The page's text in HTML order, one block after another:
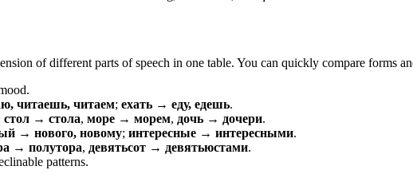
of different parts of speech in one table. You can quickly compare forms
читаешь, читаем; ехать → еду, едешь.
стол → стола, море → морем, дочь → дочери.
→ нового, новому; интересные → интересными.
→ полутора, девятьсот → девятьюстами.
patterns.